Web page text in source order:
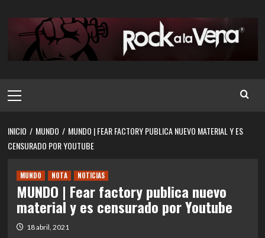
contenido
principal
INICIO MUNDO
MUNDO | FEAR FACTORY PUBLICA NUEVO MATERIAL Y ES
CENSURADO POR YOUTUBE
MUNDO NOTA NOTICIAS
MUNDO | Fear factory publica nuevo
material y es censurado por Youtube
18 abril, 2021